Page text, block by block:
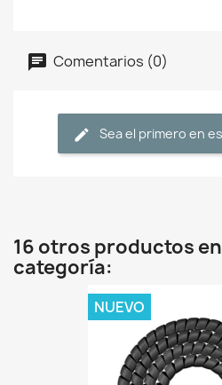
Comentarios (0)
Sea el primero en
16 otros productos
categoría:
NUEVO